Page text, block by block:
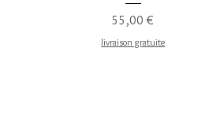
Precio
55,00 €
livraison gratuite